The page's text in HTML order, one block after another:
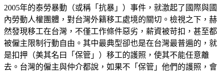
2005年的泰勞暴動（或稱「抗暴」）事件，就激起了國際與國
內勞動人權團體，對台灣外籍移工處境的關切。檢視之下，赫
然發現移工在台灣，不僅工作條件惡劣，薪資被苛扣，甚至都
被僱主限制行動自由。其中最典型卻也是在台灣最普遍的，就
是扣押（美其名曰「保管」）移工的護照，使其不能任意離
去。台灣的僱主與仲介都說，如果不「保管」他們的護照，會